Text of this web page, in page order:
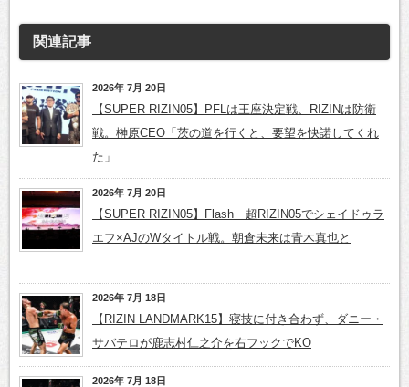
関連記事
2026年 7月 20日
【SUPER RIZIN05】PFLは王座決定戦、RIZINは防衛
戦。榊原CEO「茨の道を行くと、要望を快諾してくれ
た」
2026年 7月 20日
【SUPER RIZIN05】Flash 超RIZIN05でシェイドゥラ
エフ×AJのWタイトル戦。朝倉未来は青木真也と
2026年 7月 18日
【RIZIN LANDMARK15】寝技に付き合わず、ダニー・
サバテロが鹿志村仁之介を右フックでKO
2026年 7月 18日